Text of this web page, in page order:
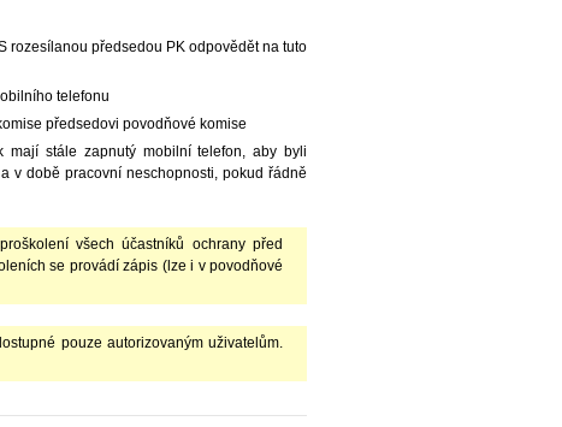
rozesílanou předsedou PK odpovědět na tuto
telefonu
předsedovi povodňové komise
stále zapnutý mobilní telefon, aby byli
v době pracovní neschopnosti, pokud řádně
všech účastníků ochrany před
se provádí zápis (lze i v povodňové
pouze autorizovaným uživatelům.